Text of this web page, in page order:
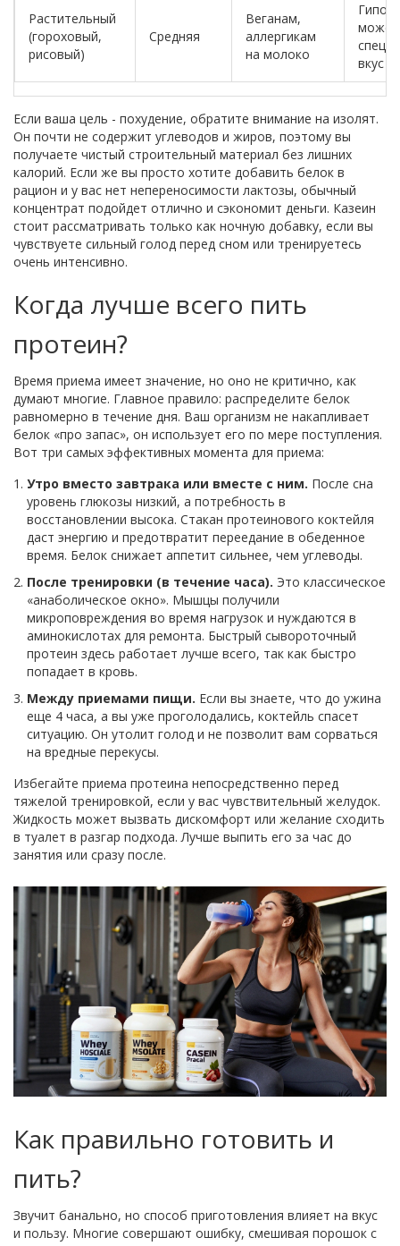
Растительный
(гороховый,
рисовый)
Средняя
Веганам,
аллергикам
на молоко
вкус
Если ваша цель - похудение, обратите внимание на изолят.
Он почти не содержит углеводов и жиров, поэтому вы
получаете чистый строительный материал без лишних
калорий. Если же вы просто хотите добавить белок в
рацион и у вас нет непереносимости лактозы, обычный
концентрат подойдет отлично и сэкономит деньги. Казеин
стоит рассматривать только как ночную добавку, если вы
чувствуете сильный голод перед сном или тренируетесь
очень интенсивно.
Когда лучше всего пить
протеин?
Время приема имеет значение, но оно не критично, как
думают многие. Главное правило: распределите белок
равномерно в течение дня. Ваш организм не накапливает
белок «про запас», он использует его по мере поступления.
Вот три самых эффективных момента для приема:
Утро вместо завтрака или вместе с ним. После сна
уровень глюкозы низкий, а потребность в
восстановлении высока. Стакан протеинового коктейля
даст энергию и предотвратит переедание в обеденное
время. Белок снижает аппетит сильнее, чем углеводы.
После тренировки (в течение часа). Это классическое
«анаболическое окно». Мышцы получили
микроповреждения во время нагрузок и нуждаются в
аминокислотах для ремонта. Быстрый сывороточный
протеин здесь работает лучше всего, так как быстро
попадает в кровь.
Между приемами пищи. Если вы знаете, что до ужина
еще 4 часа, а вы уже проголодались, коктейль спасет
ситуацию. Он утолит голод и не позволит вам сорваться
на вредные перекусы.
Избегайте приема протеина непосредственно перед
тяжелой тренировкой, если у вас чувствительный желудок.
Жидкость может вызвать дискомфорт или желание сходить
в туалет в разгар подхода. Лучше выпить его за час до
занятия или сразу после.
Как правильно готовить и
пить?
Звучит банально, но способ приготовления влияет на вкус
и пользу. Многие совершают ошибку, смешивая порошок с